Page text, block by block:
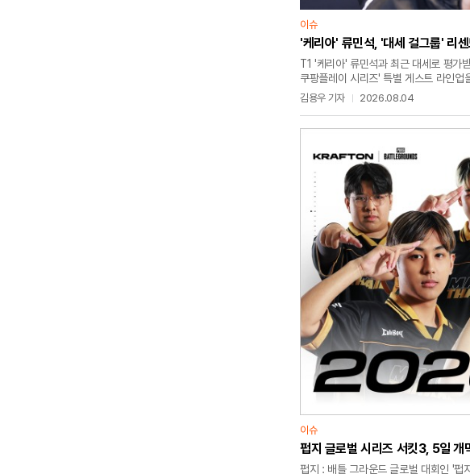
이슈
'케리아' 류민석, '대세 걸그룹' 리
T1 '케리아' 류민석과 최근 대세로 평가
쿠팡플레이 시리즈' 특별 게스트 라인
맨체스터 시티 전 진행되는 프리뷰쇼서
걸그룹 ‘트리플에스’의 김채연이 게스
선수 가운데 축구를 좋아하는 걸로 알
김용우 기자 2026.08.04
이슈
펍지 글로벌 시리즈 서킷3, 5일 개
펍지 : 배틀 그라운드 글로벌 대회인 '